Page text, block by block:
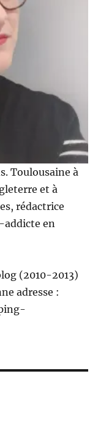
Toulousaine à
et à
rédactrice
en
(2010-2013)
adresse :